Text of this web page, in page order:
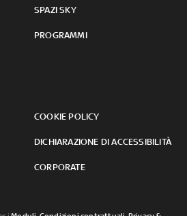
SPAZI SKY
PROGRAMMI
COOKIE POLICY
DICHIARAZIONE DI ACCESSIBILITÀ
CORPORATE